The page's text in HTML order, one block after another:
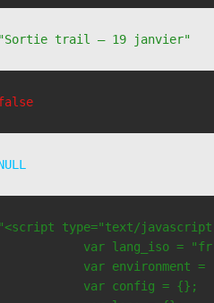
"Sortie trail – 19 janvier"
"<script type="text/
var lang_iso =
var environment =
var config = {};